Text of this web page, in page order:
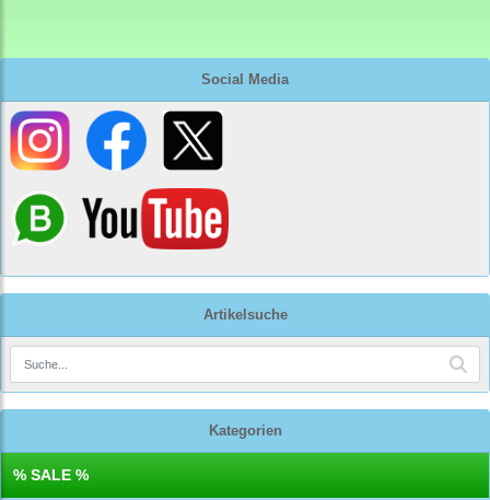
Social Media
Artikelsuche
Kategorien
% SALE %